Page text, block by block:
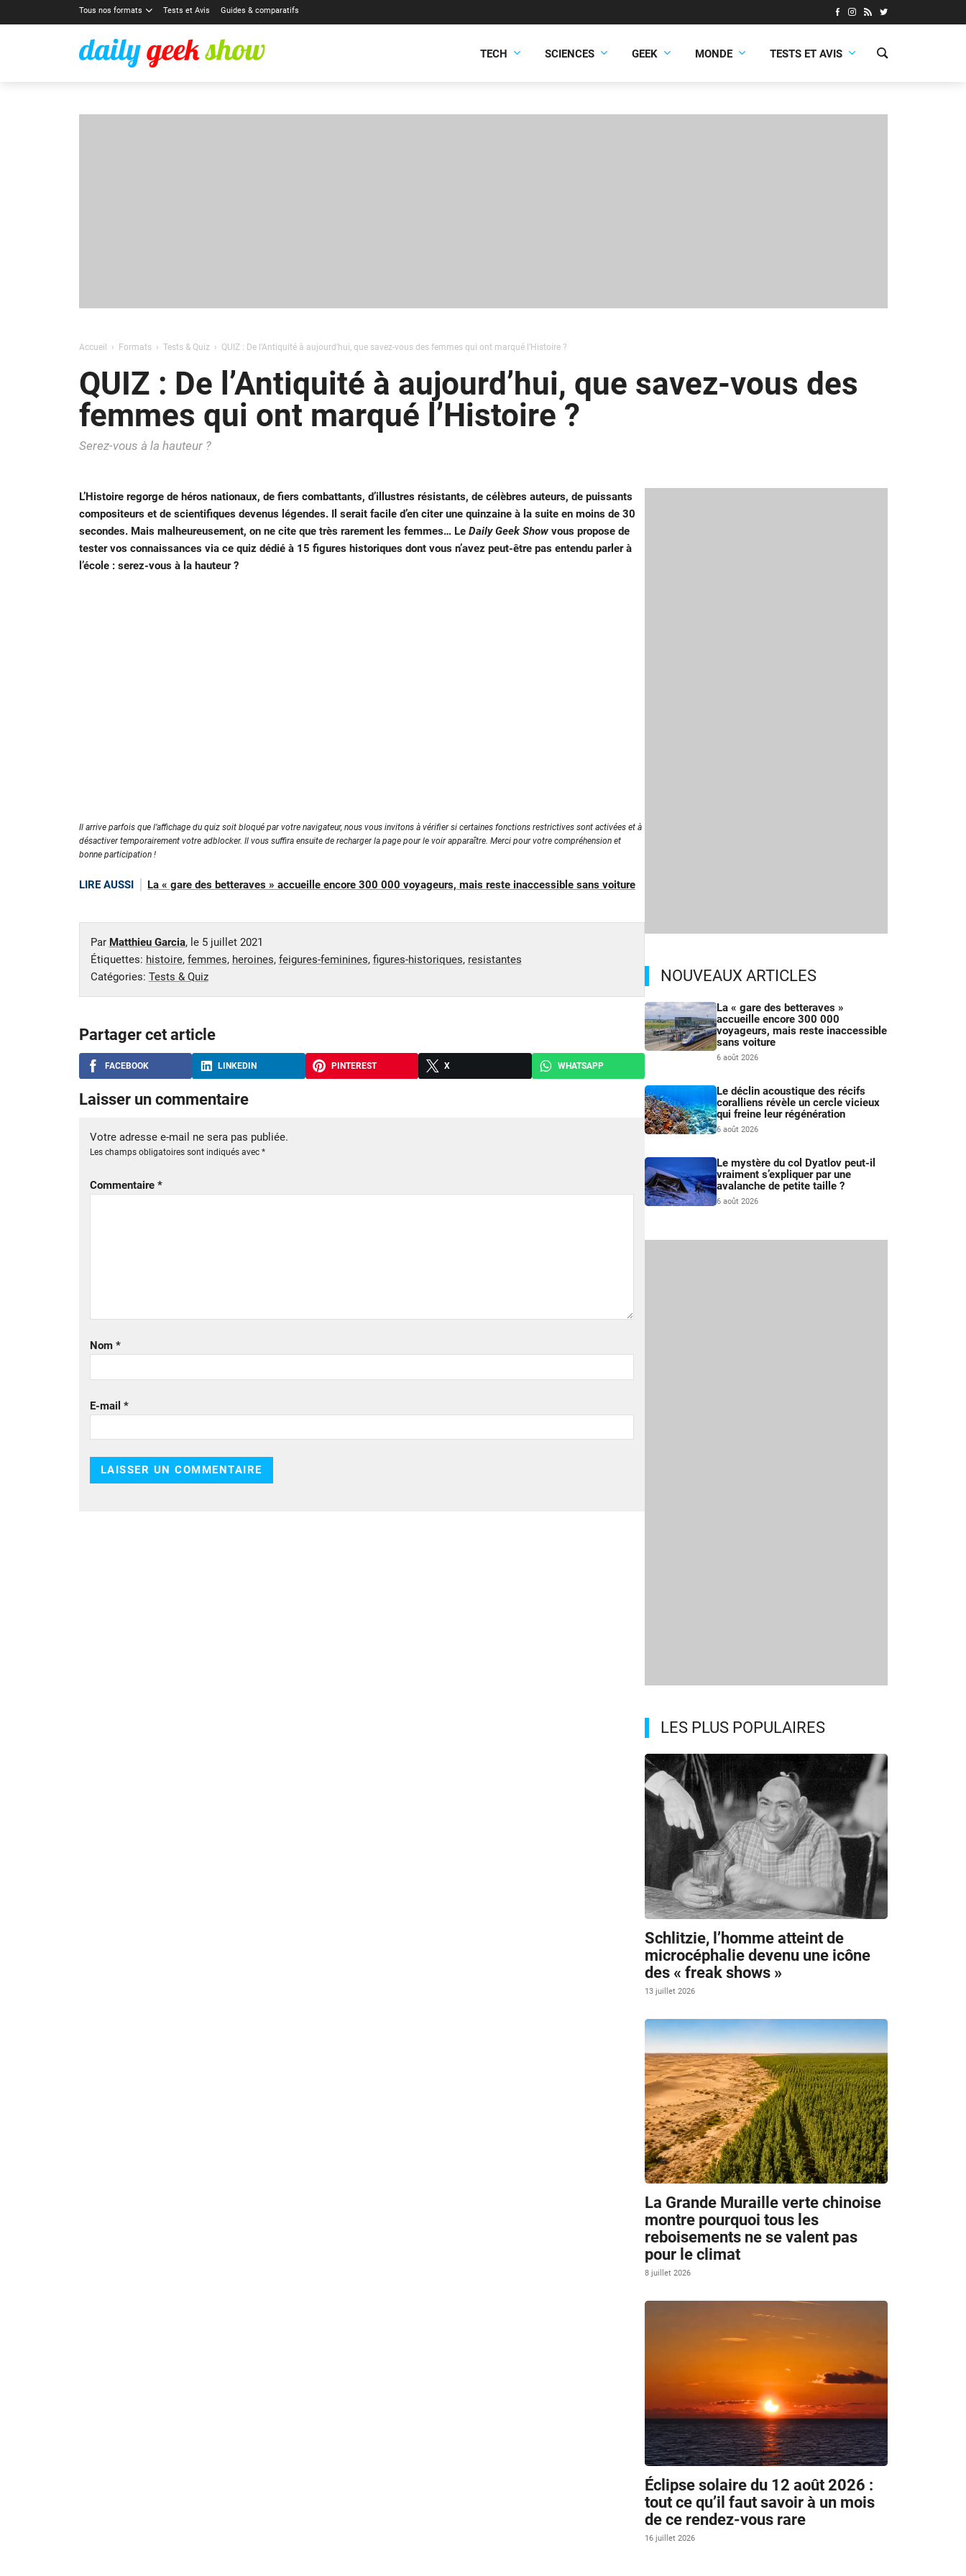
Tous nos formats Tests et Avis Guides & comparatifs
TECH SCIENCES GEEK MONDE TESTS ET AVIS
Accueil Formats Tests & Quiz QUIZ : De l’Antiquité à aujourd’hui, que savez-vous des femmes qui ont marqué l’Histoire ?
QUIZ : De l’Antiquité à aujourd’hui, que savez-vous des
femmes qui ont marqué l’Histoire ?
Serez-vous à la hauteur ?
L’Histoire regorge de héros nationaux, de fiers combattants, d’illustres résistants, de célèbres auteurs, de puissants
compositeurs et de scientifiques devenus légendes. Il serait facile d’en citer une quinzaine à la suite en moins de 30
secondes. Mais malheureusement, on ne cite que très rarement les femmes… Le Daily Geek Showvous propose de
tester vos connaissances via ce quiz dédié à 15 figures historiques dont vous n’avez peut-être pas entendu parler à
l’école : serez-vous à la hauteur ?
Il arrive parfois que l’affichage du quiz soit bloqué par votre navigateur, nous vous invitons à vérifier si certaines fonctions restrictives sont activées et à
désactiver temporairement votre adblocker. Il vous suffira ensuite de recharger la page pour le voir apparaître. Merci pour votre compréhension et
bonne participation !
LIRE AUSSI La « gare des betteraves » accueille encore 300 000 voyageurs, mais reste inaccessible sans voiture
Par Matthieu Garcia, le 5 juillet 2021
Étiquettes: histoire, femmes, heroines, feigures-feminines, figures-historiques, resistantes
Catégories: Tests & Quiz
Partager cet article
FACEBOOK LINKEDIN PINTEREST X WHATSAPP
Laisser un commentaire
Votre adresse e-mail ne sera pas publiée.
Les champs obligatoires sont indiqués avec *
Commentaire *
Nom *
E-mail *
NOUVEAUX ARTICLES
La « gare des betteraves »
accueille encore 300 000
voyageurs, mais reste inaccessible
sans voiture
6 août 2026
Le déclin acoustique des récifs
coralliens révèle un cercle vicieux
qui freine leur régénération
6 août 2026
Le mystère du col Dyatlov peut-il
vraiment s’expliquer par une
avalanche de petite taille ?
6 août 2026
LES PLUS POPULAIRES
Schlitzie, l’homme atteint de
microcéphalie devenu une icône
des « freak shows »
13 juillet 2026
La Grande Muraille verte chinoise
montre pourquoi tous les
reboisements ne se valent pas
pour le climat
8 juillet 2026
Éclipse solaire du 12 août 2026 :
tout ce qu’il faut savoir à un mois
de ce rendez-vous rare
16 juillet 2026